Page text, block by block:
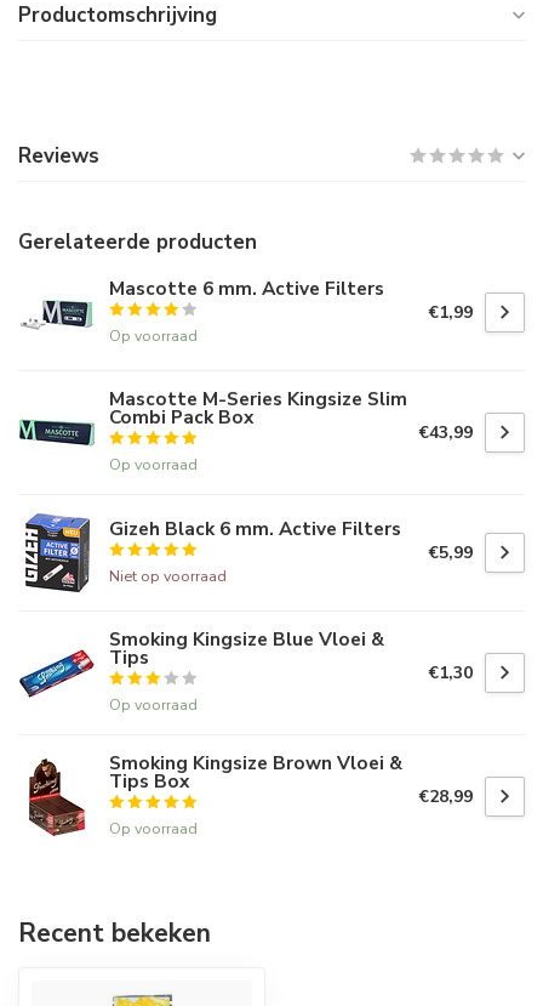
Productomschrijving
Reviews
Gerelateerde producten
Mascotte 6 mm. Active Filters
Op voorraad
€1,99
Mascotte M-Series Kingsize Slim
Combi Pack Box
Op voorraad
€43,99
Gizeh Black 6 mm. Active Filters
Niet op voorraad
€5,99
Smoking Kingsize Blue Vloei &
Tips
Op voorraad
€1,30
Smoking Kingsize Brown Vloei &
Tips Box
Op voorraad
€28,99
Recent bekeken